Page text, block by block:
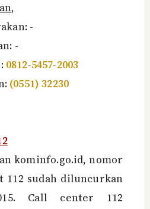
,
-
-
0812-5457-2003
: (0551) 32230
kominfo.go.id, nomor
112 sudah diluncurkan
Call center 112